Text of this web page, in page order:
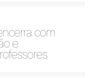
com
e